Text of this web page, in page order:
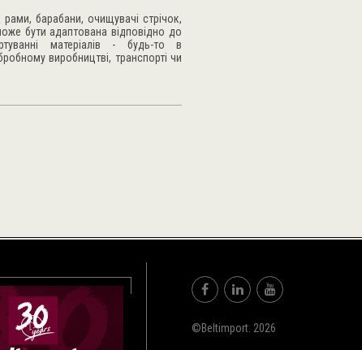
барабани, очищувачі стрічок,
бути адаптована відповідно до
матеріалів - будь-то в
виробництві, транспорті чи
©Beltimport. 2026